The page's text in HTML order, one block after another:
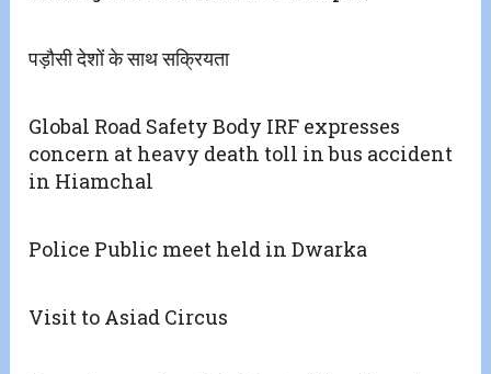
पड़ौसी देशों के साथ सक्रियता
Global Road Safety Body IRF expresses
concern at heavy death toll in bus accident
in Hiamchal
Police Public meet held in Dwarka
Visit to Asiad Circus